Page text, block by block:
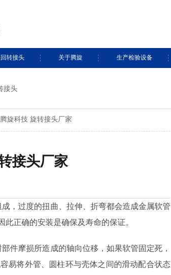
转接头
转接头
转接头
转接头
接头
车旋转接头
关于腾旋
专利证书
生产检验设备
接头
旋科技 旋转接头厂家
接头厂家
过度的扭曲、拉伸、折弯都会造成金属软管
正确的安装是确保及寿命的保证。
摩损所造成的轴向位移，如果软管固定死，
易将外管、圆柱环与壳体之间的滑动配合状态